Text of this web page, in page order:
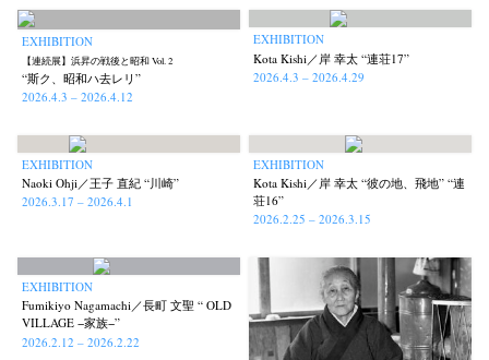
EXHIBITION
【連続展】浜昇の戦後と昭和 Vol. 2
“斯ク、昭和ハ去レリ”
2026.4.3 – 2026.4.12
EXHIBITION
Kota Kishi／岸 幸太 “連荘17”
2026.4.3 – 2026.4.29
EXHIBITION
Naoki Ohji／王子 直紀 “川崎”
2026.3.17 – 2026.4.1
EXHIBITION
Kota Kishi／岸 幸太 “彼の地、飛地” “連
荘16”
2026.2.25 – 2026.3.15
EXHIBITION
Fumikiyo Nagamachi／長町 文聖 “ OLD
VILLAGE −家族−”
2026.2.12 – 2026.2.22